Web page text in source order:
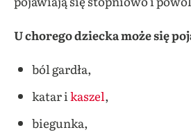
U chorego dziecka może się
ból gardła,
katar ikaszel,
biegunka,